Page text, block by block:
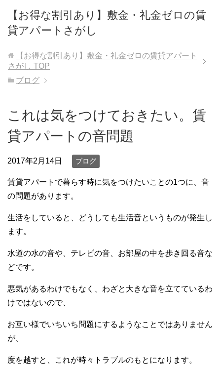
【お得な割引あり】敷金・礼金ゼロの賃
貸アパートさがし
【お得な割引あり】敷金・礼金ゼロの賃貸アパート
さがし TOP
ブログ
これは気をつけておきたい。賃
貸アパートの音問題
2017年2月14日 ブログ
賃貸アパートで暮らす時に気をつけたいことの1つに、 音
の問題があります。
生活をしていると、どうしても生活音というものが発生し
ます。
水道の水の音や、テレビの音、お部屋の中を歩き回る音な
どです。
悪気があるわけでもなく、 わざと大きな音を立てているわ
けではないので、
お互い様でいちいち問題にするようなことではありません
が、
度を越すと、これが時々トラブルのもとになります。